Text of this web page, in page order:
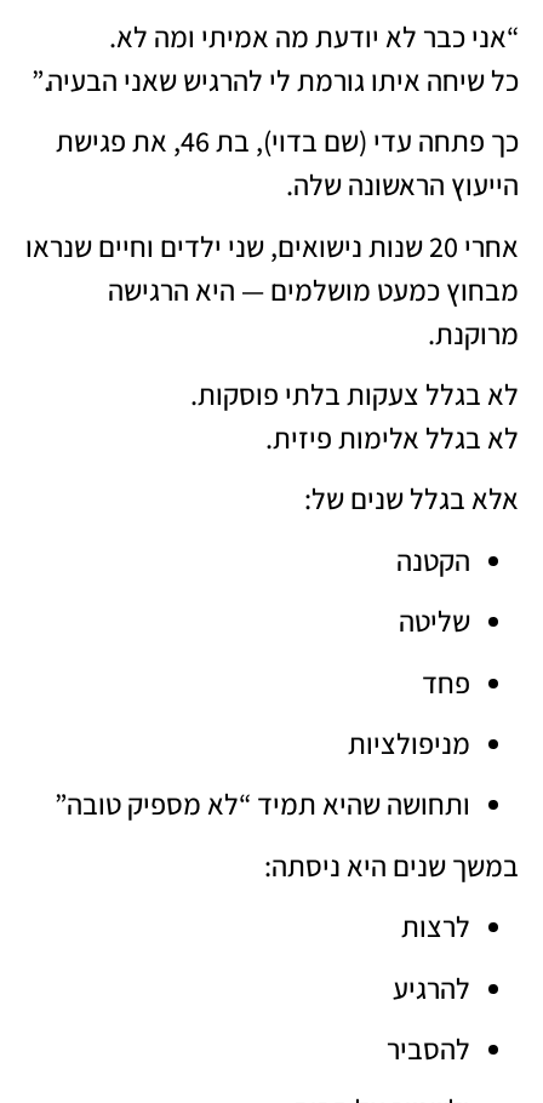
“אני כבר לא יודעת מה אמיתי ומה לא.
כל שיחה איתו גורמת לי להרגיש שאני הבעיה.”
כך פתחה עדי (שם בדוי), בת 46, את פגישת
הייעוץ הראשונה שלה.
אחרי 20 שנות נישואים, שני ילדים וחיים שנראו
מבחוץ כמעט מושלמים — היא הרגישה
מרוקנת.
לא בגלל צעקות בלתי פוסקות.
לא בגלל אלימות פיזית.
אלא בגלל שנים של:
הקטנה
שליטה
פחד
מניפולציות
ותחושה שהיא תמיד “לא מספיק טובה”
במשך שנים היא ניסתה:
לרצות
להרגיע
להסביר